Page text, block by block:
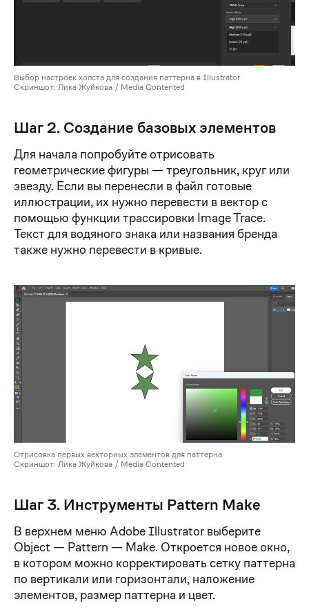
Выбор настроек холста для создания паттерна в Illustrator
Скриншот: Лика Жуйкова / Media Contented
Шаг 2. Создание базовых элементов
Для начала попробуйте отрисовать
геометрические фигуры — треугольник, круг или
звезду. Если вы перенесли в файл готовые
иллюстрации, их нужно перевести в вектор с
помощью функции трассировки Image Trace.
Текст для водяного знака или названия бренда
также нужно перевести в кривые.
Отрисовка первых векторных элементов для паттерна
Скриншот: Лика Жуйкова / Media Contented
Шаг 3. Инструменты Pattern Make
В верхнем меню Adobe Illustrator выберите
Object — Pattern — Make. Откроется новое окно,
в котором можно корректировать сетку паттерна
по вертикали или горизонтали, наложение
элементов, размер паттерна и цвет.